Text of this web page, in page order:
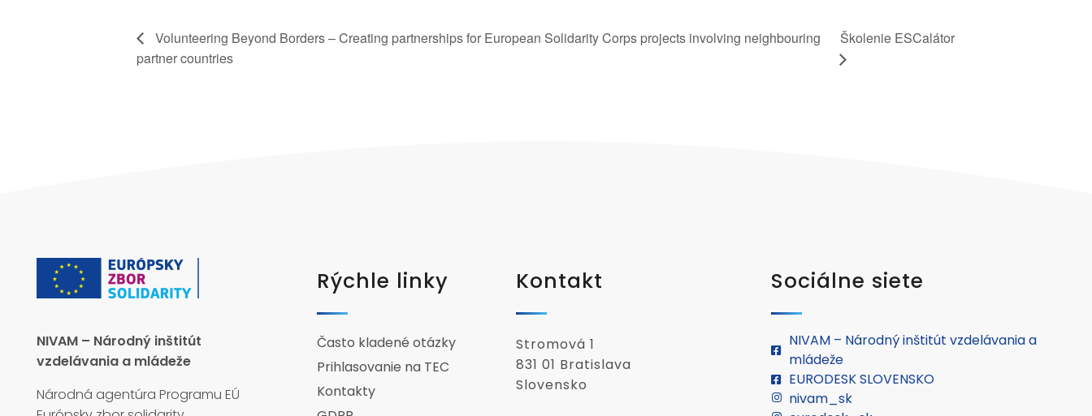
Volunteering Beyond Borders – Creating partnerships for European Solidarity Corps projects involving neighbouring
partner countries
Školenie ESCalátor
NIVAM – Národný inštitút
vzdelávania a mládeže
Národná agentúra Programu EÚ
Rýchle linky
Často kladené otázky
Prihlasovanie na TEC
Kontakty
Kontakt
Stromová 1
831 01 Bratislava
Slovensko
Sociálne siete
NIVAM – Národný inštitút vzdelávania a
mládeže
EURODESK SLOVENSKO
nivam_sk